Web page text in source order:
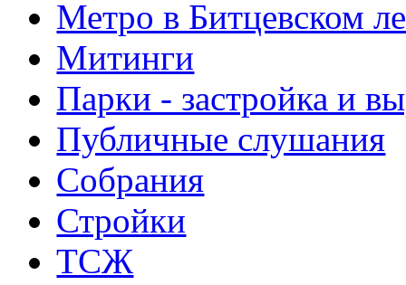
Метро в Битцевском
Митинги
Парки - застройка и
Публичные слушания
Собрания
Стройки
ТСЖ